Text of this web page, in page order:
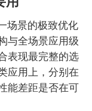
场景的极致优化
与全场景应用级
表现最完整的选
应用上，分别在
能差距是否在可